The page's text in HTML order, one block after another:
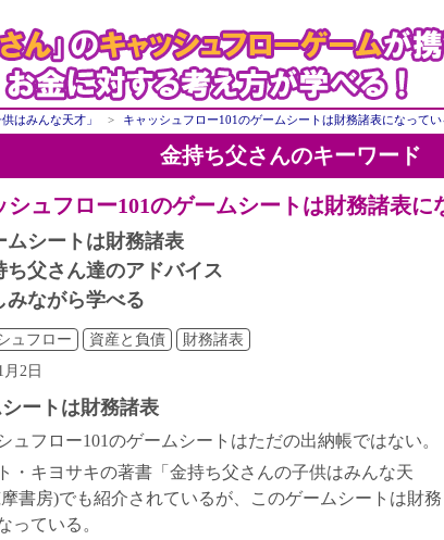
はみんな天才」 キャッシュフロー101のゲームシートは財務諸表になってい
金持ち父さんのキーワード
シュフロー101のゲームシートは財務諸表に
ムシートは財務諸表
ち父さん達のアドバイス
みながら学べる
ュフロー 資産と負債
財務諸表
月2日
ートは財務諸表
ュフロー101のゲームシートはただの出納帳ではない。
・キヨサキの著書「金持ち父さんの子供はみんな天
書房)でも紹介されているが、このゲームシートは財務
っている。